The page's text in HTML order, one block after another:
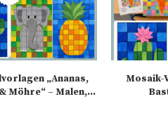
„Ananas,
Möhre“ – Malen,...
Mosaik-